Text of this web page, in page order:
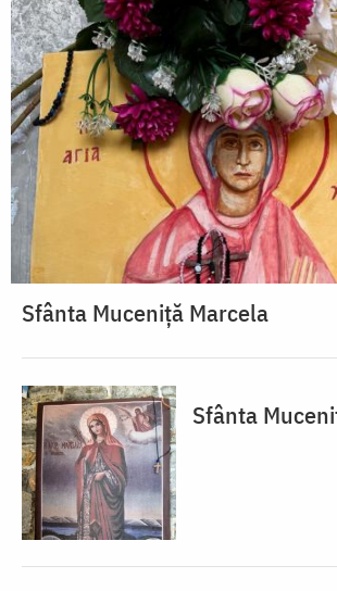
Sfânta Muceniță Marcela
Sfânta